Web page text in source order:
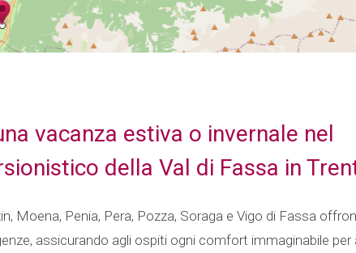
vacanza estiva o invernale nel
della Val di Fassa in
Moena, Penia, Pera, Pozza, Soraga e Vigo di Fassa
assicurando agli ospiti ogni comfort immaginabile per